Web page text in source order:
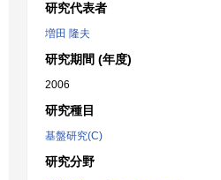
研究代表者
増田 隆夫
研究期間 (年度)
2006
研究種目
基盤研究(C)
研究分野